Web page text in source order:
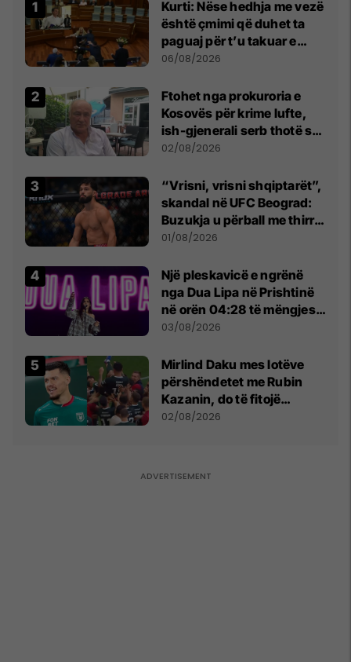
Kurti: Nëse hedhja me vezë
është çmimi që duhet ta
paguaj për t’u takuar e
bashkëbiseduar jam i
06/08/2026
Ftohet nga prokuroria e
Kosovës për krime lufte,
ish-gjenerali serb thotë se
dikush e tradhtoi në
02/08/2026
“Vrisni, vrisni shqiptarët”,
skandal në UFC Beograd:
Buzukja u përball me thirrje
anti-shqiptare nga
01/08/2026
Një pleskavicë e ngrënë
nga Dua Lipa në Prishtinë
në orën 04:28 të mëngjesit
- dhe bota digjitale serbe
03/08/2026
Mirlind Daku mes lotëve
përshëndetet me Rubin
Kazanin, do të fitojë
miliona te Spartak Moska
02/08/2026